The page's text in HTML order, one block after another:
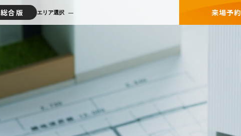
総合版 エリア選択 来場予約